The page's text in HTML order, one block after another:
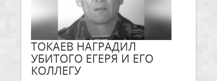
ТОКАЕВ НАГРАДИЛ
УБИТОГО ЕГЕРЯ И ЕГО
КОЛЛЕГУ